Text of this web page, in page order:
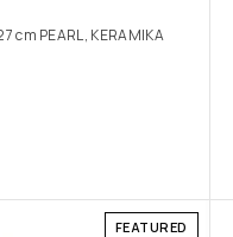
cm PEARL, KERAMIKA
FEATURED